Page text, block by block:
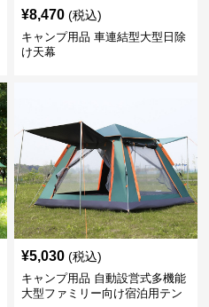
¥8,470 (税込)
キャンプ用品 車連結型大型日除
け天幕
¥5,030 (税込)
キャンプ用品 自動設営式多機能
大型ファミリー向け宿泊用テン